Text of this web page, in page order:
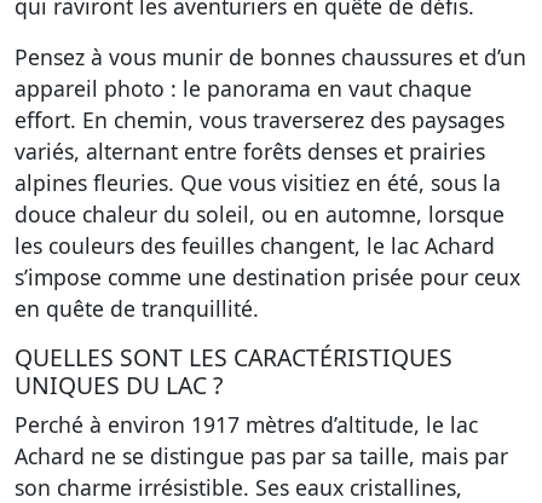
qui raviront les aventuriers en quête de défis.
Pensez à vous munir de bonnes chaussures et d’un
appareil photo : le panorama en vaut chaque
effort. En chemin, vous traverserez des paysages
variés, alternant entre forêts denses et prairies
alpines fleuries. Que vous visitiez en été, sous la
douce chaleur du soleil, ou en automne, lorsque
les couleurs des feuilles changent, le lac Achard
s’impose comme une destination prisée pour ceux
en quête de tranquillité.
QUELLES SONT LES CARACTÉRISTIQUES
UNIQUES DU LAC ?
Perché à environ 1917 mètres d’altitude, le lac
Achard ne se distingue pas par sa taille, mais par
son charme irrésistible. Ses eaux cristallines,